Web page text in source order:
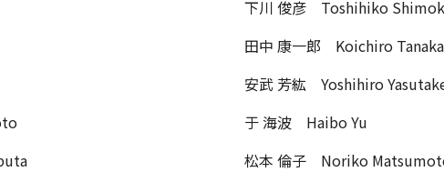
下川 俊彦 Toshihiko
田中 康一郎 Koichiro Tanaka
安武 芳紘 Yoshihiro
于 海波 Haibo Yu
松本 倫子 Noriko